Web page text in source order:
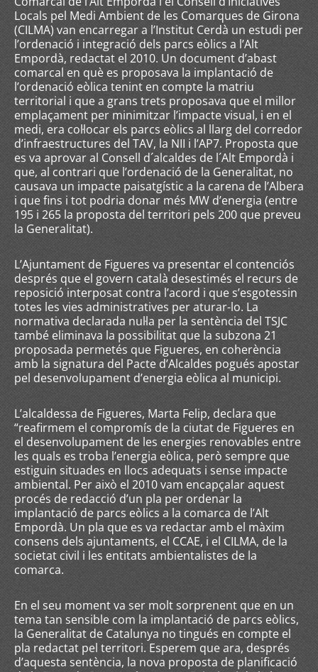
Locals pel Medi Ambient de les Comarques de Girona
(CILMA) van encarregar a l’Institut Cerdà un estudi per
l’ordenació i integració dels parcs eòlics a l’Alt
Empordà, redactat el 2010. Un document d’abast
comarcal en què es proposava la implantació de
l’ordenació eòlica tenint en compte la matriu
territorial i que a grans trets proposava que el millor
emplaçament per minimitzar l’impacte visual, i en el
medi, era col·locar els parcs eòlics al llarg del corredor
d’infraestructures del TAV, la NII i l’AP7. Proposta que
es va aprovar al Consell d´alcaldes de l´Alt Empordà i
que, al contrari que l’ordenació de la Generalitat, no
causava un impacte paisatgístic a la carena de l’Albera
i que fins i tot podria donar més MW d’energia (entre
195 i 265 la proposta del territori pels 200 que preveu
la Generalitat).
L’Ajuntament de Figueres va presentar el contenciós
després que el govern català desestimés el recurs de
reposició interposat contra l’acord i que s’esgotessin
totes les vies administratives per aturar-lo. La
normativa declarada nul·la per la sentència del TSJC
també eliminava la possibilitat que la subzona 21
proposada permetés que Figueres, en coherència
amb la signatura del Pacte d’Alcaldes pogués apostar
pel desenvolupament d’energia eòlica al municipi.
L’alcaldessa de Figueres, Marta Felip, declara que
“reafirmem el compromís de la ciutat de Figueres en
el desenvolupament de les energies renovables entre
les quals es troba l’energia eòlica, però sempre que
estiguin situades en llocs adequats i sense impacte
ambiental. Per això el 2010 vam encapçalar aquest
procés de redacció d’un pla per ordenar la
implantació de parcs eòlics a la comarca de l’Alt
Empordà. Un pla que es va redactar amb el màxim
consens dels ajuntaments, el CCAE, i el CILMA, de la
societat civil i les entitats ambientalistes de la
comarca.
En el seu moment va ser molt sorprenent que en un
tema tan sensible com la implantació de parcs eòlics,
la Generalitat de Catalunya no tingués en compte el
pla redactat pel territori. Esperem que ara, després
d’aquesta sentència, la nova proposta de planificació